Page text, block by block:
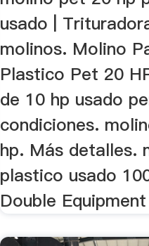
usado |
molinos. Molino
Plastico Pet 20
de 10 hp usado
condiciones.
hp. Más detalles.
plastico usado
Double Equipment